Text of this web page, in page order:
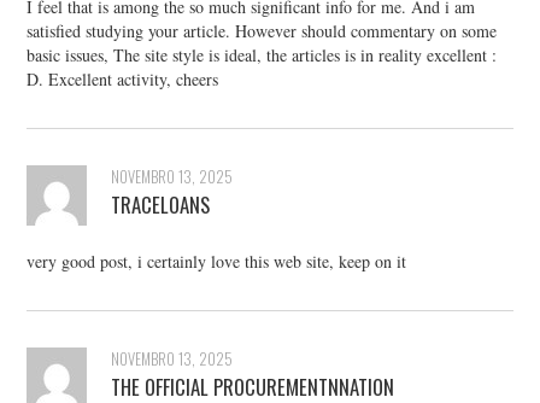
I feel that is among the so much significant info for me. And i am
satisfied studying your article. However should commentary on some
basic issues, The site style is ideal, the articles is in reality excellent :
D. Excellent activity, cheers
NOVEMBRO 13, 2025
TRACELOANS
very good post, i certainly love this web site, keep on it
NOVEMBRO 13, 2025
THE OFFICIAL PROCUREMENTNNATION